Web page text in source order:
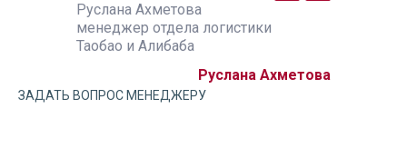
Руслана Ахметова
менеджер отдела логистики
Таобао и Алибаба
Руслана Ахметова
ЗАДАТЬ ВОПРОС МЕНЕДЖЕРУ